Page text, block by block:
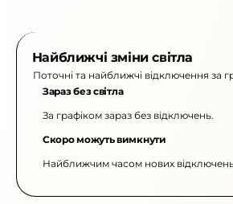
Найближчі зміни світла
Поточні та найближчі відключення за
Зараз без світла
За графіком зараз без відключень.
Скоро можуть вимкнути
Найближчим часом нових